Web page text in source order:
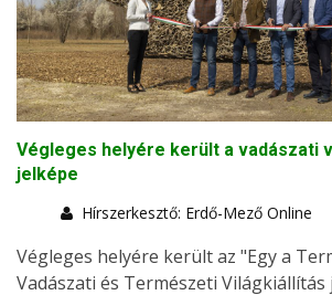
Végleges helyére került a vadászati
jelképe
Hírszerkesztő: Erdő-Mező Online
Végleges helyére került az "Egy a
Vadászati és Természeti Világkiállítás